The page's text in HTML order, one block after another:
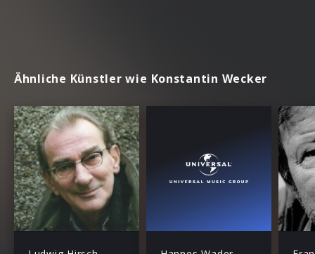
Ähnliche Künstler wie Konstantin Wecker